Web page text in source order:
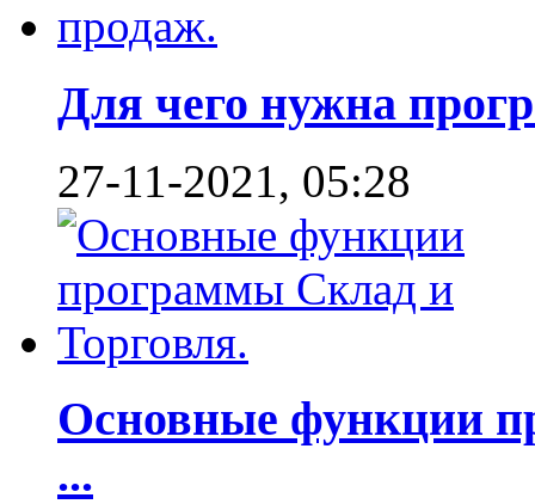
Для чего нужна
27-11-2021, 05:28
Основные функции
...